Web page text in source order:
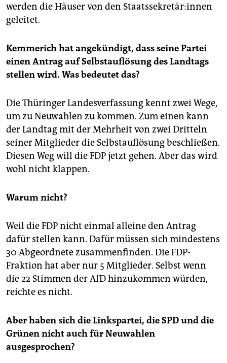
werden die Häuser von den Staatssekretär:innen
geleitet.
Kemmerich hat angekündigt, dass seine Partei
einen Antrag auf Selbstauflösung des Landtags
stellen wird. Was bedeutet das?
Die Thüringer Landesverfassung kennt zwei Wege,
um zu Neuwahlen zu kommen. Zum einen kann
der Landtag mit der Mehrheit von zwei Dritteln
seiner Mitglieder die Selbstauflösung beschließen.
Diesen Weg will die FDP jetzt gehen. Aber das wird
wohl nicht klappen.
Warum nicht?
Weil die FDP nicht einmal alleine den Antrag
dafür stellen kann. Dafür müssen sich mindestens
30 Abgeordnete zusammenfinden. Die FDP-
Fraktion hat aber nur 5 Mitglieder. Selbst wenn
die 22 Stimmen der AfD hinzukommen würden,
reichte es nicht.
Aber haben sich die Linkspartei, die SPD und die
Grünen nicht auch für Neuwahlen
ausgesprochen?